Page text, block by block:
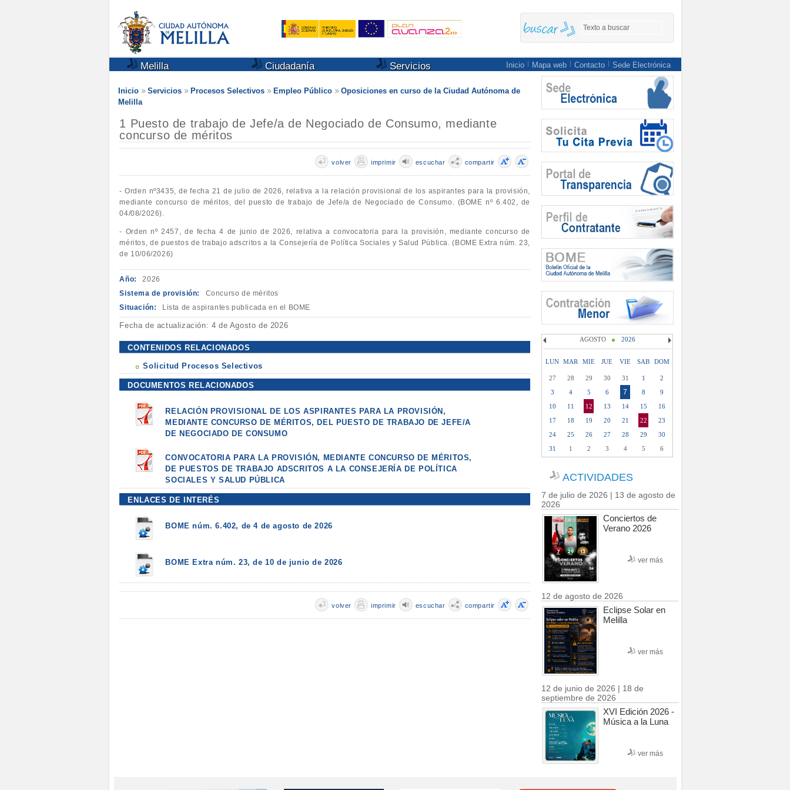
Melilla Ciudadanía Servicios Inicio Mapa web Contacto Sede Electrónica
Inicio Servicios Procesos Selectivos Empleo Público
Oposiciones en curso de la Ciudad Autónoma de
Melilla
1 Puesto de trabajo de Jefe/a de Negociado de Consumo, mediante
concurso de méritos
compartir
escuchar
imprimir
volver
- Orden nº3435, de fecha 21 de julio de 2026, relativa a la relación provisional de los aspirantes para la provisión,
mediante concurso de méritos, del puesto de trabajo de Jefe/a de Negociado de Consumo. (BOME nº 6.402, de
04/08/2026).
- Orden nº 2457, de fecha 4 de junio de 2026, relativa a convocatoria para la provisión, mediante concurso de
méritos, de puestos de trabajo adscritos a la Consejería de Política Sociales y Salud Pública. (BOME Extra núm. 23,
de 10/06/2026)
Año:
2026
Sistema de provisión:
Concurso de méritos
Situación:
Lista de aspirantes publicada en el BOME
Fecha de actualización: 4 de Agosto de 2026
CONTENIDOS RELACIONADOS
Solicitud Procesos Selectivos
DOCUMENTOS RELACIONADOS
RELACIÓN PROVISIONAL DE LOS ASPIRANTES PARA LA PROVISIÓN,
MEDIANTE CONCURSO DE MÉRITOS, DEL PUESTO DE TRABAJO DE JEFE/A
DE NEGOCIADO DE CONSUMO
CONVOCATORIA PARA LA PROVISIÓN, MEDIANTE CONCURSO DE MÉRITOS,
DE PUESTOS DE TRABAJO ADSCRITOS A LA CONSEJERÍA DE POLÍTICA
SOCIALES Y SALUD PÚBLICA
ENLACES DE INTERÉS
BOME núm. 6.402, de 4 de agosto de 2026
BOME Extra núm. 23, de 10 de junio de 2026
compartir
escuchar
imprimir
volver
AGOSTO 2026
LUN MAR MIE JUE VIE SAB DOM
27 28 29 30 31 1
2
3
4 5 6 7 8
9
10
11 12 13 14 15
16
17
18 19 20 21 22
23
24
25 26 27 28 29
30
31
1 2 3 4 5 6
ACTIVIDADES
7 de julio de 2026 | 13 de agosto de
2026
Conciertos de
Verano 2026
ver más
12 de agosto de 2026
Eclipse Solar en
Melilla
ver más
12 de junio de 2026 | 18 de
septiembre de 2026
XVI Edición 2026 -
Música a la Luna
ver más